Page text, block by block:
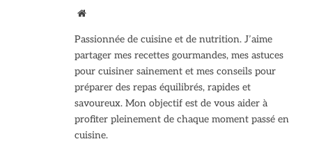
Site
Passionnée de cuisine et de nutrition. J’aime
partager mes recettes gourmandes, mes astuces
pour cuisiner sainement et mes conseils pour
préparer des repas équilibrés, rapides et
savoureux. Mon objectif est de vous aider à
profiter pleinement de chaque moment passé en
cuisine.